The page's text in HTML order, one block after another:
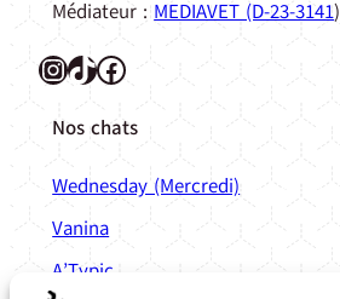
Médiateur : MEDIAVET (D-23-3141)
InstagramTikTok Facebook
Nos chats
Wednesday (Mercredi)
Vanina
A’Typic